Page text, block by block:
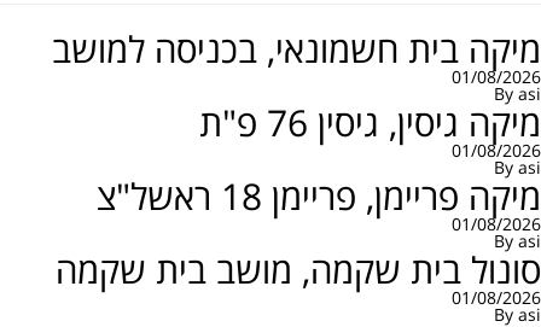
מיקה בית חשמונאי, בכניסה למושב
01/08/2026
By asi
מיקה גיסין, גיסין 76 פ"ת
01/08/2026
By asi
מיקה פריימן, פריימן 18 ראשל"צ
01/08/2026
By asi
סונול בית שקמה, מושב בית שקמה
01/08/2026
By asi